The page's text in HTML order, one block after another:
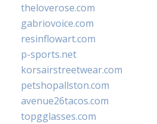
theloverose.com
gabriovoice.com
resinflowart.com
p-sports.net
korsairstreetwear.com
petshopallston.com
avenue26tacos.com
topgglasses.com